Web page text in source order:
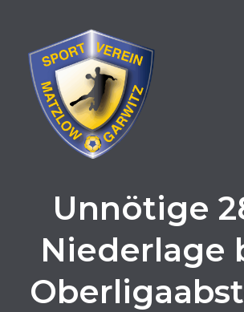
springen
Unnötige
Niederlage